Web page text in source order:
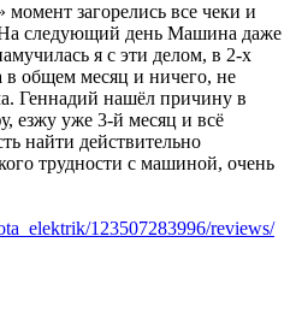
загорелись все чеки и
На следующий день Машина даже
я с эти делом, в 2-х
в общем месяц и ничего, не
Геннадий нашёл причину в
езжу уже 3-й месяц и всё
найти действительно
трудности с машиной, очень
123507283996/reviews/